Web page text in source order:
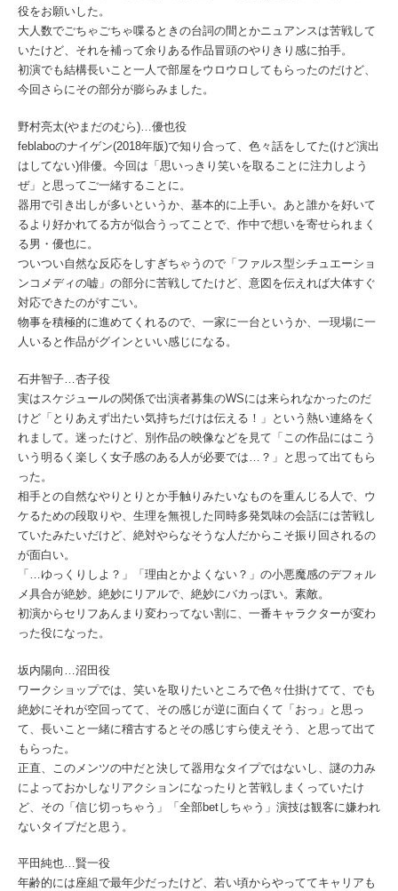
役をお願いした。
大人数でごちゃごちゃ喋るときの台詞の間とかニュアンスは苦戦して
いたけど、それを補って余りある作品冒頭のやりきり感に拍手。
初演でも結構長いこと一人で部屋をウロウロしてもらったのだけど、
今回さらにその部分が膨らみました。
野村亮太(やまだのむら)…優也役
feblaboのナイゲン(2018年版)で知り合って、色々話をしてた(けど演出
はしてない)俳優。今回は「思いっきり笑いを取ることに注力しよう
ぜ」と思ってご一緒することに。
器用で引き出しが多いというか、基本的に上手い。あと誰かを好いて
るより好かれてる方が似合うってことで、作中で想いを寄せられまく
る男・優也に。
ついつい自然な反応をしすぎちゃうので「ファルス型シチュエーショ
ンコメディの嘘」の部分に苦戦してたけど、意図を伝えれば大体すぐ
対応できたのがすごい。
物事を積極的に進めてくれるので、一家に一台というか、一現場に一
人いると作品がグインといい感じになる。
石井智子…杏子役
実はスケジュールの関係で出演者募集のWSには来られなかったのだ
けど「とりあえず出たい気持ちだけは伝える！」という熱い連絡をく
れまして。迷ったけど、別作品の映像などを見て「この作品にはこう
いう明るく楽しく女子感のある人が必要では…？」と思って出てもら
った。
相手との自然なやりとりとか手触りみたいなものを重んじる人で、ウ
ケるための段取りや、生理を無視した同時多発気味の会話には苦戦し
ていたみたいだけど、絶対やらなそうな人だからこそ振り回されるの
が面白い。
「…ゆっくりしよ？」「理由とかよくない？」の小悪魔感のデフォル
メ具合が絶妙。絶妙にリアルで、絶妙にバカっぽい。素敵。
初演からセリフあんまり変わってない割に、一番キャラクターが変わ
った役になった。
坂内陽向…沼田役
ワークショップでは、笑いを取りたいところで色々仕掛けてて、でも
絶妙にそれが空回ってて、その感じが逆に面白くて「おっ」と思っ
て、長いこと一緒に稽古するとその感じすら使えそう、と思って出て
もらった。
正直、このメンツの中だと決して器用なタイプではないし、謎の力み
によっておかしなリアクションになったりと苦戦しまくっていたけ
ど、その「信じ切っちゃう」「全部betしちゃう」演技は観客に嫌われ
ないタイプだと思う。
平田純也…賢一役
年齢的には座組で最年少だったけど、若い頃からやっててキャリアも